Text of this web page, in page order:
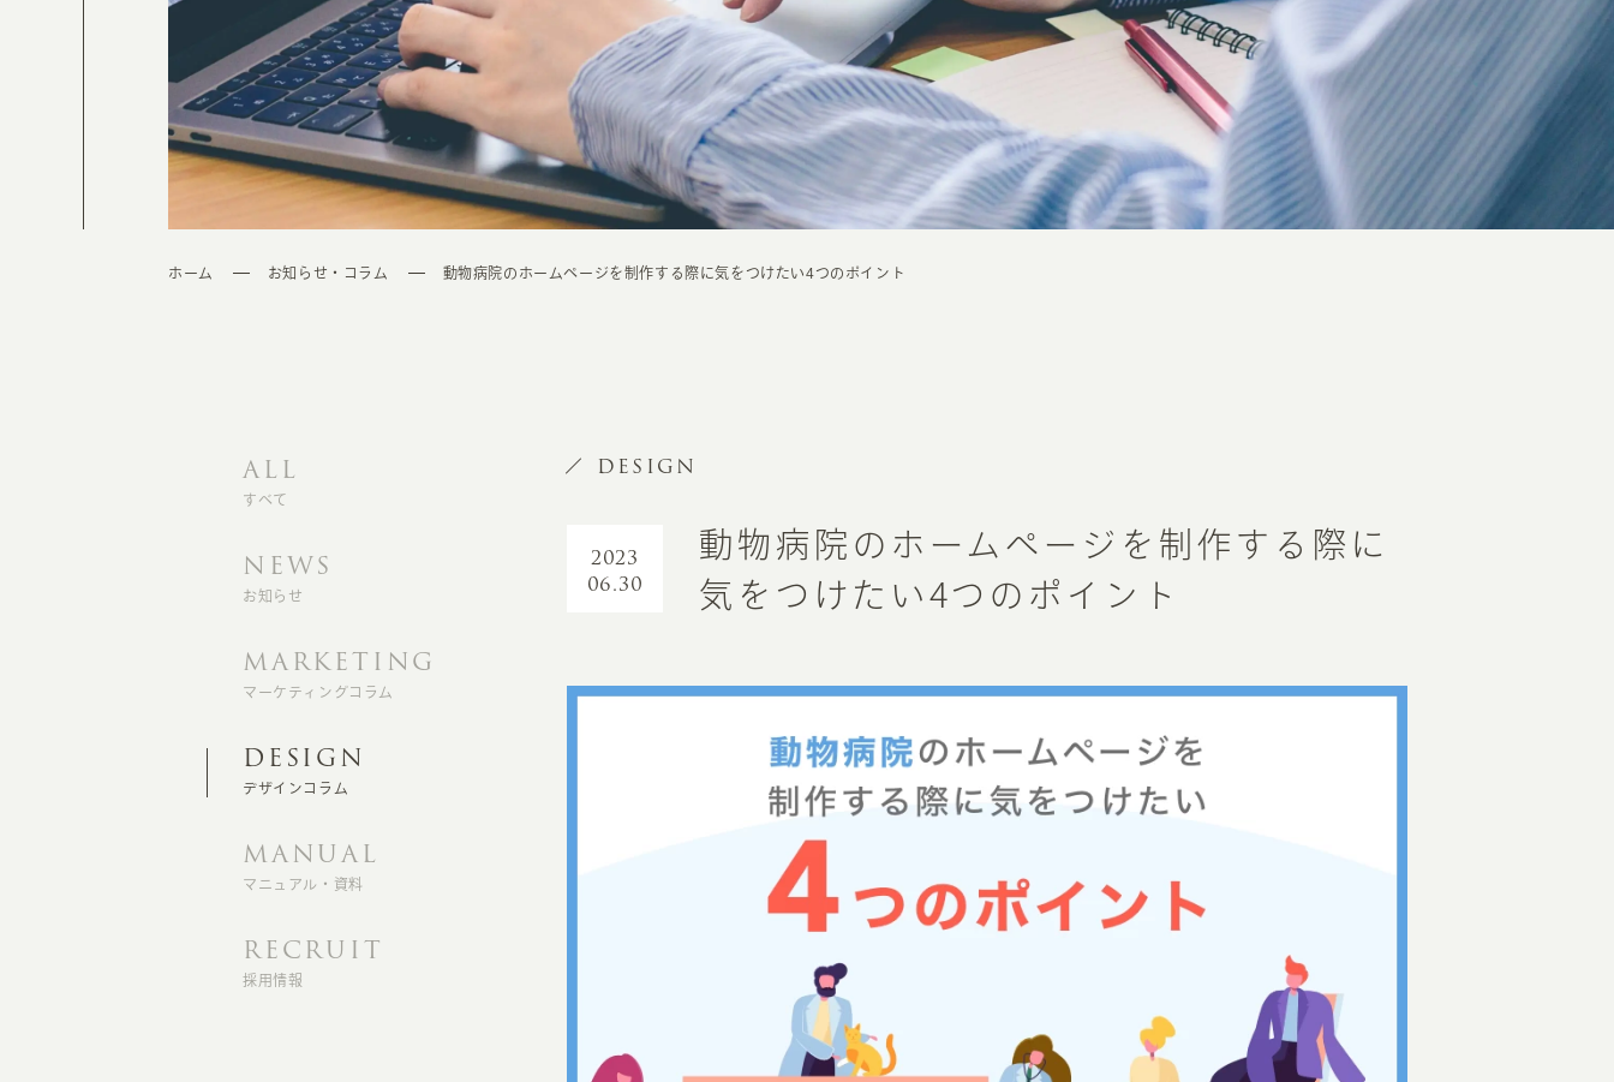
ホーム お知らせ・コラム 動物病院のホームページを制作する際に気をつけたい4つのポイント
ALL
すべて
NEWS
お知らせ
MARKETING
マーケティングコラム
DESIGN
デザインコラム
MANUAL
マニュアル・資料
RECRUIT
採用情報
DESIGN
動物病院のホームページを制作する際に
気をつけたい4つのポイント
2023
06.30